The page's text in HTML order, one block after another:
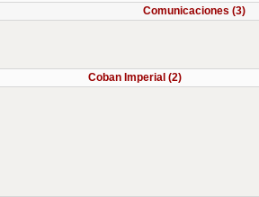
Comunicaciones (3)
Coban Imperial (2)